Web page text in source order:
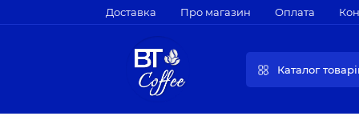
Доставка Про магазин Оплата
Каталог